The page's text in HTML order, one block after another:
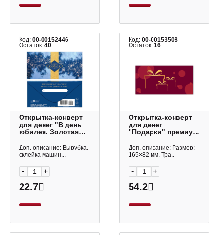
Код: 00-00152446
Остаток: 40
Открытка-конверт
для денег "В день
юбилея. Золотая
0322.781 Арт Дизайн
Доп. описание: Вырубка,
склейка машин...
- +
22.7
Код:00-00153508
Остаток:16
Открытка-конверт
для денег
"Подарки" премиум,
Квадра
Доп. описание: Размер:
165×82 мм. Тра...
- +
54.2